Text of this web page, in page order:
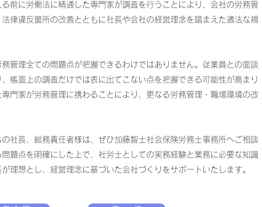
前に労働法に精通した専門家が調査を行うことにより、会社の労務管
律違反箇所の改善とともに社長や会社の経営理念を踏まえた適法な規
管理全ての問題点が把握できるわけではありません。従業員との面談
帳面上の調査だけでは表に出てこない点を把握できる可能性が高まり
門家が労務管理に携わることにより、更なる労務管理・職場環境の改
社長、総務責任者様は、ぜひ加藤智士社会保険労務士事務所へご相談
題点を明確にした上で、社労士としての実務経験と業務に必要な知識
理想とし、経営理念に基づいた会社づくりをサポートいたします。